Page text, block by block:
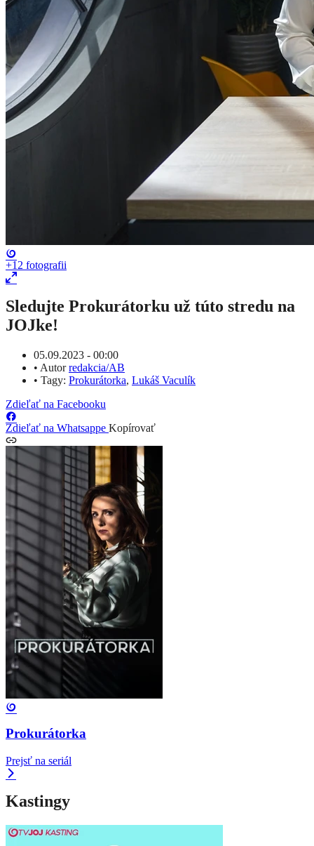
+12 fotografii
Sledujte Prokurátorku už túto stredu na
JOJke!
05.09.2023 - 00:00
• Autorredakcia/AB
• Tagy: Prokurátorka, Lukáš Vaculík
Zdieľať na Facebooku
Zdieľať na Whatsappe Kopírovať
Prokurátorka
Prejsť na seriál
Kastingy